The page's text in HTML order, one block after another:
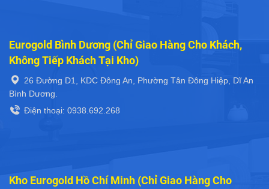
Eurogold Bình Dương (Chỉ Giao Hàng Cho Khách,
Không Tiếp Khách Tại Kho)
26 Đường D1, KDC Đông An, Phường Tân Đông Hiệp, Dĩ An
Bình Dương.
Điện thoại: 0938.692.268
Kho Eurogold Hồ Chí Minh (Chỉ Giao Hàng Cho